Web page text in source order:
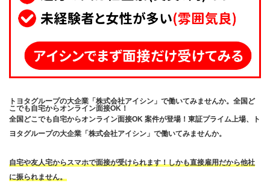
トヨタグループの大企業「株式会社アイシン」で働いてみませんか。全国ど
こでも自宅からオンライン面接OK！
全国どこでも自宅からオンライン面接OK 案件が登場！東証プライム上場、ト
ヨタグループの大企業「株式会社アイシン」で働いてみませんか。
自宅や友人宅からスマホで面接が受けられます！しかも直接雇用だから他社
に振られません。